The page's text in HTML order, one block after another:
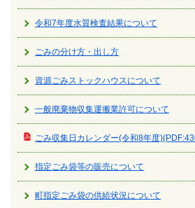
令和7年度水質検査結果について
ごみの分け方・出し方
資源ごみストックハウスについて
一般廃棄物収集運搬業許可について
ごみ収集日カレンダー(令和8年度
指定ごみ袋等の販売について
町指定ごみ袋の供給状況について